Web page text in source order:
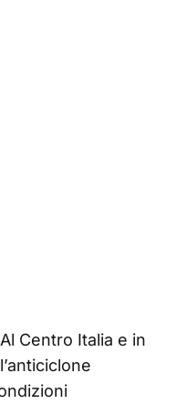
Al Centro Italia e in